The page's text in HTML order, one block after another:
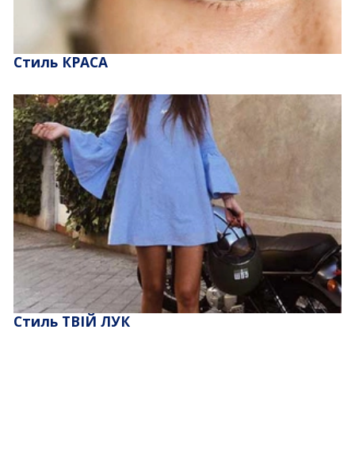
Стиль КРАСА
Стиль ТВІЙ ЛУК